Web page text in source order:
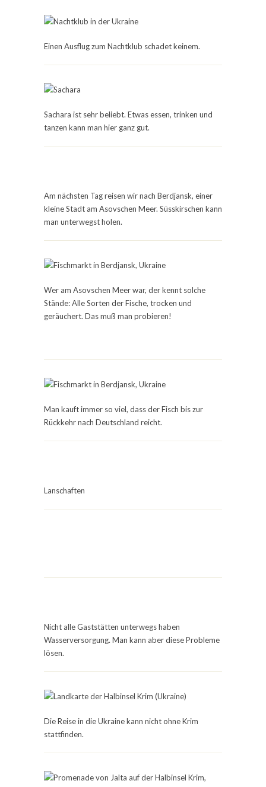
Einen Ausflug zum Nachtklub schadet keinem.
Sachara ist sehr beliebt. Etwas essen, trinken und
tanzen kann man hier ganz gut.
Am nächsten Tag reisen wir nach Berdjansk, einer
kleine Stadt am Asovschen Meer. Süsskirschen kann
man unterwegst holen.
Wer am Asovschen Meer war, der kennt solche
Stände: Alle Sorten der Fische, trocken und
geräuchert. Das muß man probieren!
Man kauft immer so viel, dass der Fisch bis zur
Rückkehr nach Deutschland reicht.
Lanschaften
Nicht alle Gaststätten unterwegs haben
Wasserversorgung. Man kann aber diese Probleme
lösen.
Die Reise in die Ukraine kann nicht ohne Krim
stattfinden.